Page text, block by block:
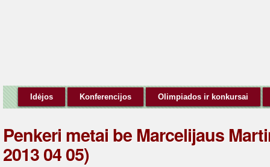
Idėjos Konferencijos Olimpiados ir konkursai
Penkeri metai be Marcelijaus
2013 04 05)